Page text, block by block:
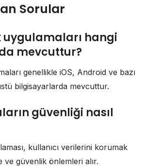
Sorular
uygulamaları hangi
mevcuttur?
genellikle iOS, Android ve bazı
bilgisayarlarda mevcuttur.
güvenliği nasıl
kullanıcı verilerini korumak
ve güvenlik önlemleri alır.